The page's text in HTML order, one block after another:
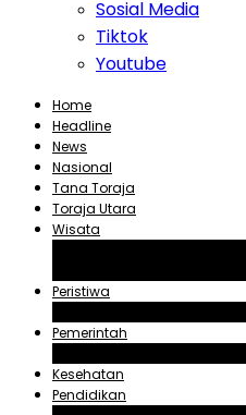
Sosial Media
Tiktok
Youtube
Home
Headline
News
Nasional
Tana Toraja
Toraja Utara
Wisata
Peristiwa
Pemerintah
Kesehatan
Pendidikan